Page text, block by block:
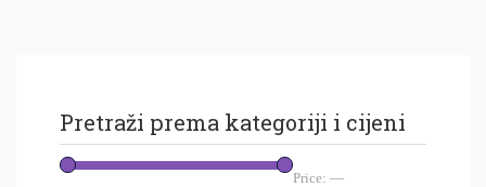
Pretraži prema kategoriji i cijeni
Price: —